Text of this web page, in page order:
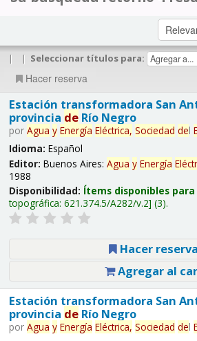
| | Seleccionar títulos para:
Hacer reserva
Estación transformadora San
provincia deRío Negro
por Agua y Energía Eléctrica, Sociedad del
Idioma: Español
Editor: Buenos Aires: Agua y Energía
1988
Disponibilidad: Ítems disponibles
topográfica: 621.374.5/A282/v.2 (3).
Hacer reserva
Agregar al
Estación transformadora San
provincia deRío Negro
por Agua y Energía Eléctrica, Sociedad del